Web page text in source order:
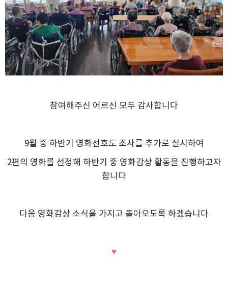
참여해주신 어르신 모두 감사합니다
9월 중 하반기 영화선호도 조사를 추가로 실시하여
2편의 영화를 선정해 하반기 중 영화감상 활동을 진행하고자
합니다
다음 영화감상 소식을 가지고 돌아오도록 하겠습니다
♥